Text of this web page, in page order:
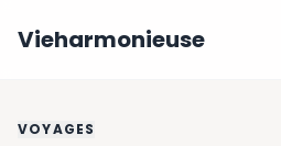
Vieharmonieuse
VOYAGES